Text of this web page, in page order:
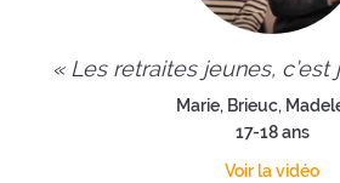
« Les retraites jeunes,
Marie, Brieuc,
17-18 ans
Voir la vidéo